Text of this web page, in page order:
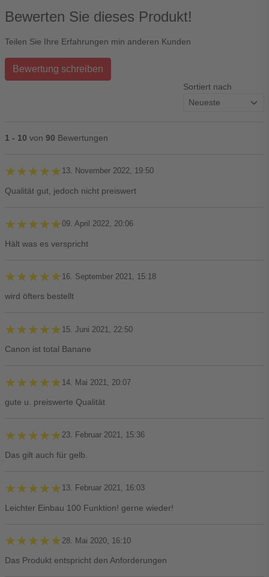
Bewerten Sie dieses Produkt!
Teilen Sie Ihre Erfahrungen min anderen Kunden
Bewertung schreiben
Sortiert nach
1 - 10 von 90 Bewertungen
★★★★★
★★★★★ 13. November 2022, 19:50
Qualität gut, jedoch nicht preiswert
★★★★★
★★★★★09. April 2022, 20:06
Hält was es verspricht
★★★★★
★★★★★ 16. September 2021, 15:18
wird öfters bestellt
★★★★★
★★★★★ 15. Juni 2021, 22:50
Canon ist total Banane
★★★★★
★★★★★ 14. Mai 2021, 20:07
gute u. preiswerte Qualität
★★★★★
★★★★★ 23. Februar 2021, 15:36
Das gilt auch für gelb.
★★★★★
★★★★★ 13. Februar 2021, 16:03
Leichter Einbau 100 Funktion! gerne wieder!
★★★★★
★★★★★ 28. Mai 2020, 16:10
Das Produkt entspricht den Anforderungen